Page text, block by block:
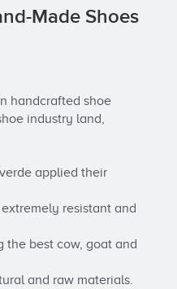
Made Shoes
handcrafted shoe
industry land,
and raw materials.